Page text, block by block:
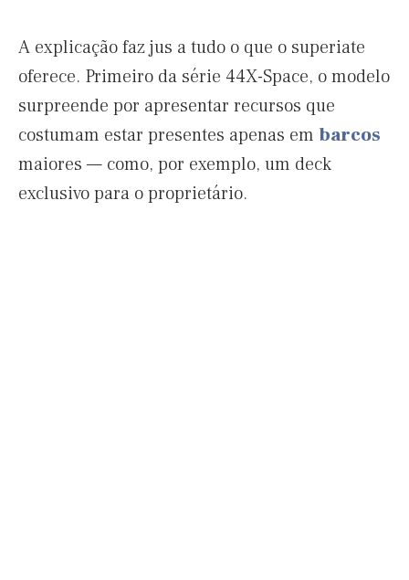
A explicação faz jus a tudo o que o superiate
oferece. Primeiro da série 44X-Space, o modelo
surpreende por apresentar recursos que
costumam estar presentes apenas em barcos
maiores — como, por exemplo, um deck
exclusivo para o proprietário.